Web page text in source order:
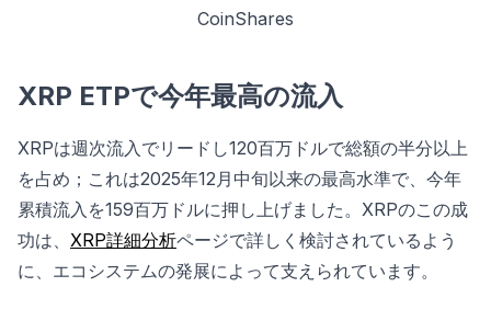
CoinShares
XRP ETPで今年最高の流入
XRPは週次流入でリードし120百万ドルで総額の半分以上
を占め；これは2025年12月中旬以来の最高水準で、今年
累積流入を159百万ドルに押し上げました。XRPのこの成
功は、 XRP詳細分析ページで詳しく検討されているよう
に、エコシステムの発展によって支えられています。